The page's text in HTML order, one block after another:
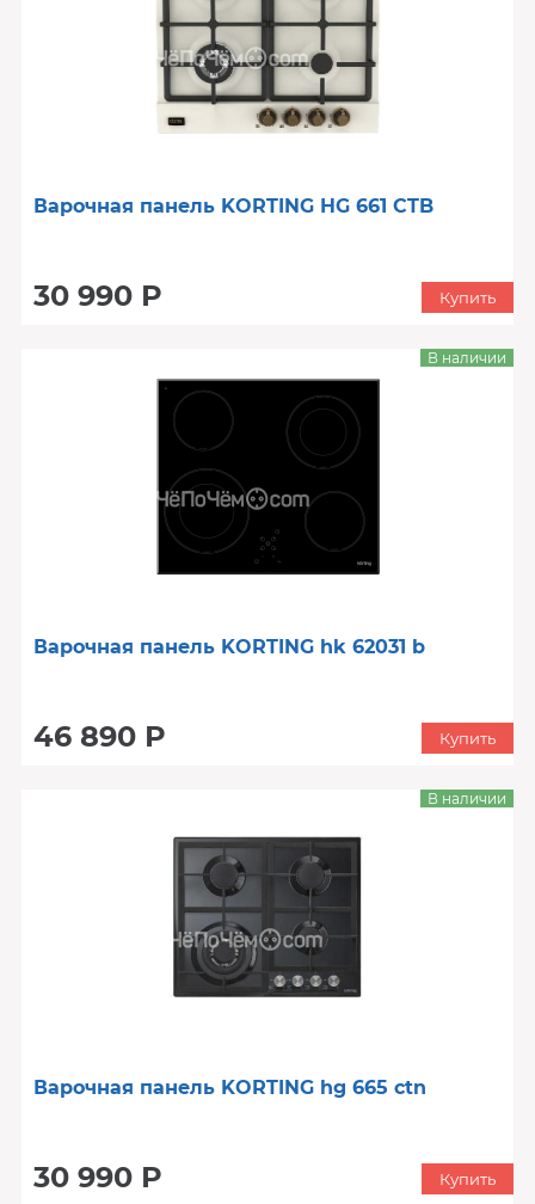
Варочная панель KORTING HG 661 CTB
30 990 Р Купить
Варочная панель KORTING hk 62031 b
46 890 Р
В наличии
Купить
Варочная панель KORTING hg 665 ctn
30 990 Р
В наличии
Купить